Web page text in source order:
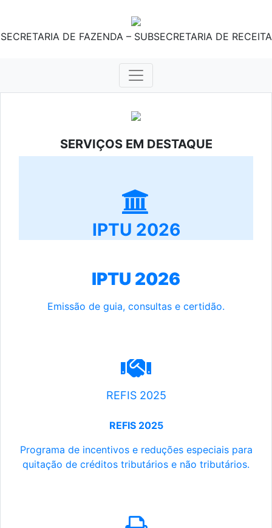
SECRETARIA DE FAZENDA – SUBSECRETARIA DE RECEITA
SERVIÇOS EM DESTAQUE
IPTU 2026
IPTU 2026
Emissão de guia, consultas e certidão.
REFIS 2025
REFIS 2025
Programa de incentivos e reduções especiais para
quitação de créditos tributários e não tributários.